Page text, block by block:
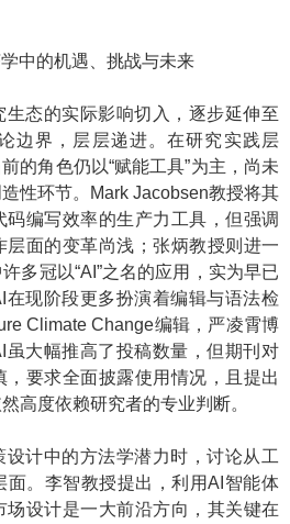
中的机遇、挑战与未来
生态的实际影响切入，逐步延伸至
边界，层层递进。在研究实践层
的角色仍以“赋能工具”为主，尚未
性环节。Mark Jacobsen教授将其
编写效率的生产力工具，但强调
面的变革尚浅；张炳教授则进一
多冠以“AI”之名的应用，实为早已
现阶段更多扮演着编辑与语法检
Climate Change编辑，严凌霄博
大幅推高了投稿数量，但期刊对
要求全面披露使用情况，且提出
高度依赖研究者的专业判断。
计中的方法学潜力时，讨论从工
面。李智教授提出，利用AI智能体
设计是一大前沿方向，其关键在